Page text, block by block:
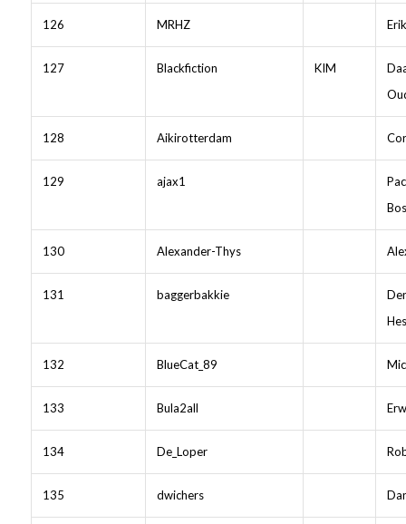
126 MRHZ
127 Blackfiction KIM
128 Aikirotterdam
129 ajax1
130 Alexander-Thys
131 baggerbakkie
132 BlueCat_89
133 Bula2all
134 De_Loper
135 dwichers